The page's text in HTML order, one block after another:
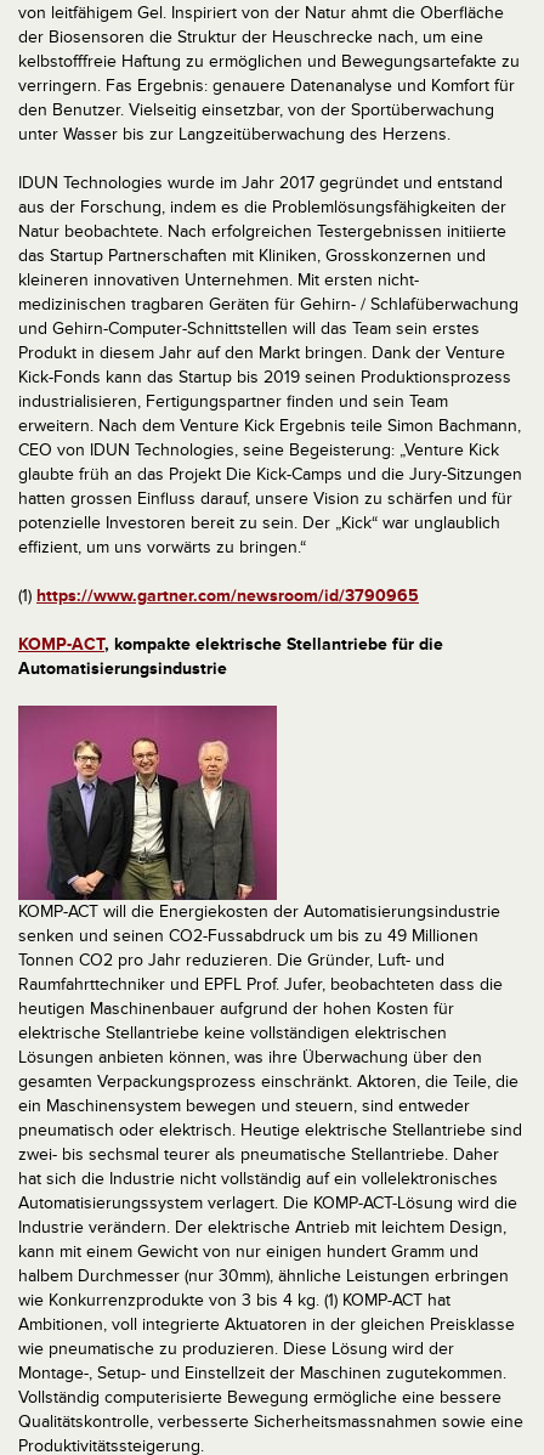
von leitfähigem Gel. Inspiriert von der Natur ahmt die Oberfläche
der Biosensoren die Struktur der Heuschrecke nach, um eine
kelbstofffreie Haftung zu ermöglichen und Bewegungsartefakte zu
verringern. Fas Ergebnis: genauere Datenanalyse und Komfort für
den Benutzer. Vielseitig einsetzbar, von der Sportüberwachung
unter Wasser bis zur Langzeitüberwachung des Herzens.
IDUN Technologies wurde im Jahr 2017 gegründet und entstand
aus der Forschung, indem es die Problemlösungsfähigkeiten der
Natur beobachtete. Nach erfolgreichen Testergebnissen initiierte
das Startup Partnerschaften mit Kliniken, Grosskonzernen und
kleineren innovativen Unternehmen. Mit ersten nicht-
medizinischen tragbaren Geräten für Gehirn- / Schlafüberwachung
und Gehirn-Computer-Schnittstellen will das Team sein erstes
Produkt in diesem Jahr auf den Markt bringen. Dank der Venture
Kick-Fonds kann das Startup bis 2019 seinen Produktionsprozess
industrialisieren, Fertigungspartner finden und sein Team
erweitern. Nach dem Venture Kick Ergebnis teile Simon Bachmann,
CEO von IDUN Technologies, seine Begeisterung: „Venture Kick
glaubte früh an das Projekt Die Kick-Camps und die Jury-Sitzungen
hatten grossen Einfluss darauf, unsere Vision zu schärfen und für
potenzielle Investoren bereit zu sein. Der „Kick“ war unglaublich
effizient, um uns vorwärts zu bringen.“
(1) https://www.gartner.com/newsroom/id/3790965
KOMP-ACT, kompakte elektrische Stellantriebe für die
Automatisierungsindustrie
KOMP-ACT will die Energiekosten der Automatisierungsindustrie
senken und seinen CO2-Fussabdruck um bis zu 49 Millionen
Tonnen CO2 pro Jahr reduzieren. Die Gründer, Luft- und
Raumfahrttechniker und EPFL Prof. Jufer, beobachteten dass die
heutigen Maschinenbauer aufgrund der hohen Kosten für
elektrische Stellantriebe keine vollständigen elektrischen
Lösungen anbieten können, was ihre Überwachung über den
gesamten Verpackungsprozess einschränkt. Aktoren, die Teile, die
ein Maschinensystem bewegen und steuern, sind entweder
pneumatisch oder elektrisch. Heutige elektrische Stellantriebe sind
zwei- bis sechsmal teurer als pneumatische Stellantriebe. Daher
hat sich die Industrie nicht vollständig auf ein vollelektronisches
Automatisierungssystem verlagert. Die KOMP-ACT-Lösung wird die
Industrie verändern. Der elektrische Antrieb mit leichtem Design,
kann mit einem Gewicht von nur einigen hundert Gramm und
halbem Durchmesser (nur 30mm), ähnliche Leistungen erbringen
wie Konkurrenzprodukte von 3 bis 4 kg. (1) KOMP-ACT hat
Ambitionen, voll integrierte Aktuatoren in der gleichen Preisklasse
wie pneumatische zu produzieren. Diese Lösung wird der
Montage-, Setup- und Einstellzeit der Maschinen zugutekommen.
Vollständig computerisierte Bewegung ermögliche eine bessere
Qualitätskontrolle, verbesserte Sicherheitsmassnahmen sowie eine
Produktivitätssteigerung.